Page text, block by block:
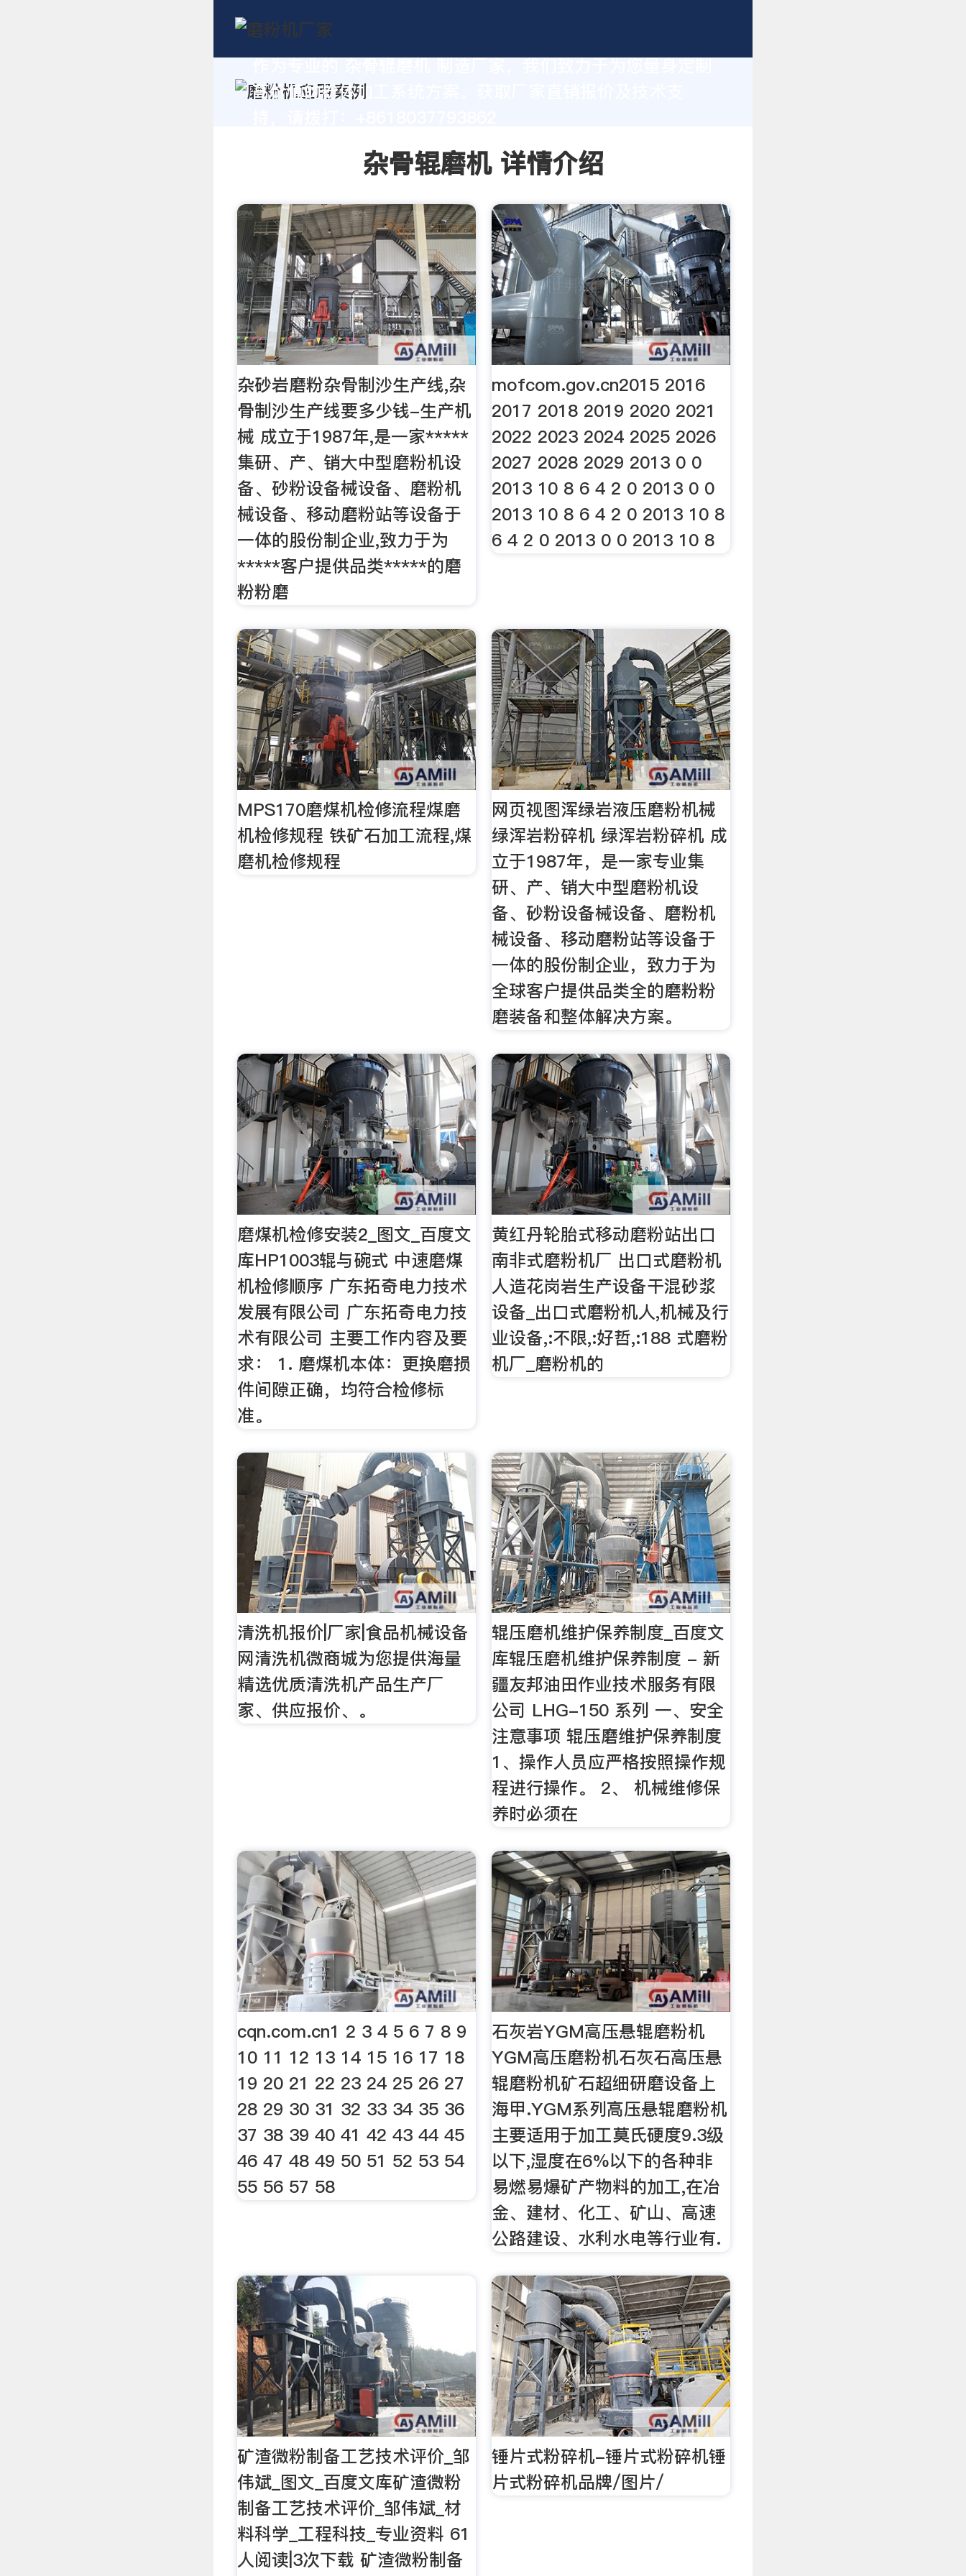
高价值的粉体加工系统方案。获取厂家直销报价及技术支
杂骨辊磨机 详情介绍
杂砂岩磨粉杂骨制沙生产线,杂
骨制沙生产线要多少钱-生产机
械 成立于1987年,是一家*****
集研、产、销大中型磨粉机设
备、砂粉设备械设备、磨粉机
械设备、移动磨粉站等设备于
一体的股份制企业,致力于为
*****客户提供品类*****的磨
粉粉磨
mofcom.gov.cn2015 2016
2017 2018 2019 2020 2021
2022 2023 2024 2025 2026
2027 2028 2029 2013 0 0
2013 10 8 6 4 2 0 2013 0 0
2013 10 8 6 4 2 0 2013 10 8
6 4 2 0 2013 0 0 2013 10 8
MPS170磨煤机检修流程煤磨
机检修规程 铁矿石加工流程,煤
磨机检修规程
网页视图浑绿岩液压磨粉机械
绿浑岩粉碎机 绿浑岩粉碎机 成
立于1987年，是一家专业集
研、产、销大中型磨粉机设
备、砂粉设备械设备、磨粉机
械设备、移动磨粉站等设备于
一体的股份制企业，致力于为
全球客户提供品类全的磨粉粉
磨装备和整体解决方案。
磨煤机检修安装2_图文_百度文
库HP1003辊与碗式 中速磨煤
机检修顺序 广东拓奇电力技术
发展有限公司 广东拓奇电力技
术有限公司 主要工作内容及要
求： 1. 磨煤机本体：更换磨损
件间隙正确，均符合检修标
准。
黄红丹轮胎式移动磨粉站出口
南非式磨粉机厂 出口式磨粉机
人造花岗岩生产设备干混砂浆
设备_出口式磨粉机人,机械及行
业设备,:不限,:好哲,:188 式磨粉
机厂_磨粉机的
清洗机报价|厂家|食品机械设备
网清洗机微商城为您提供海量
精选优质清洗机产品生产厂
家、供应报价、。
辊压磨机维护保养制度_百度文
库辊压磨机维护保养制度 - 新
疆友邦油田作业技术服务有限
公司 LHG-150 系列 一、安全
注意事项 辊压磨维护保养制度
1、操作人员应严格按照操作规
程进行操作。 2、 机械维修保
养时必须在
cqn.com.cn1 2 3 4 5 6 7 8 9
10 11 12 13 14 15 16 17 18
19 20 21 22 23 24 25 26 27
28 29 30 31 32 33 34 35 36
37 38 39 40 41 42 43 44 45
46 47 48 49 50 51 52 53 54
55 56 57 58
石灰岩YGM高压悬辊磨粉机
YGM高压磨粉机石灰石高压悬
辊磨粉机矿石超细研磨设备上
海甲.YGM系列高压悬辊磨粉机
主要适用于加工莫氏硬度9.3级
以下,湿度在6%以下的各种非
易燃易爆矿产物料的加工,在冶
金、建材、化工、矿山、高速
公路建设、水利水电等行业有.
矿渣微粉制备工艺技术评价_邹
伟斌_图文_百度文库矿渣微粉
制备工艺技术评价_邹伟斌_材
料科学_工程科技_专业资料 61
人阅读|3次下载 矿渣微粉制备
锤片式粉碎机-锤片式粉碎机锤
片式粉碎机品牌/图片/